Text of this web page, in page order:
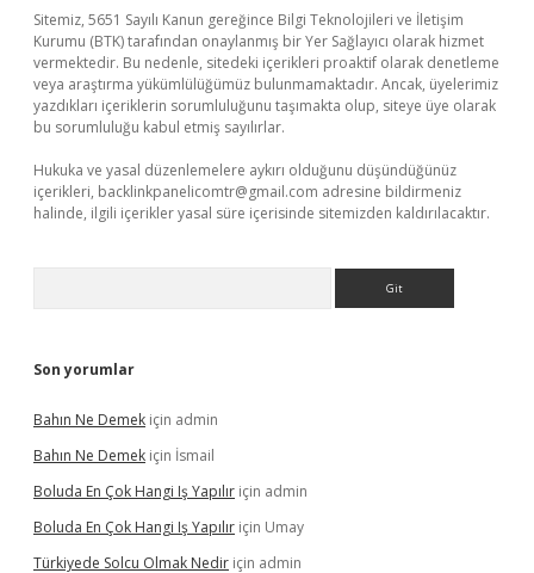
Sitemiz, 5651 Sayılı Kanun gereğince Bilgi Teknolojileri ve İletişim
Kurumu (BTK) tarafından onaylanmış bir Yer Sağlayıcı olarak hizmet
vermektedir. Bu nedenle, sitedeki içerikleri proaktif olarak denetleme
veya araştırma yükümlülüğümüz bulunmamaktadır. Ancak, üyelerimiz
yazdıkları içeriklerin sorumluluğunu taşımakta olup, siteye üye olarak
bu sorumluluğu kabul etmiş sayılırlar.
Hukuka ve yasal düzenlemelere aykırı olduğunu düşündüğünüz
içerikleri, backlinkpanelicomtr@gmail.com adresine bildirmeniz
halinde, ilgili içerikler yasal süre içerisinde sitemizden kaldırılacaktır.
Son yorumlar
Bahın Ne Demek için admin
Bahın Ne Demek için İsmail
Boluda En Çok Hangi Iş Yapılır için admin
Boluda En Çok Hangi Iş Yapılır için Umay
Türkiyede Solcu Olmak Nedir için admin